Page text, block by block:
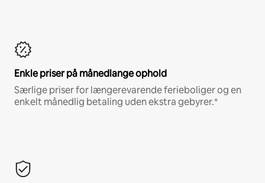
Enkle priser på månedlange ophold
Særlige priser for længerevarende ferieboliger og en
enkelt månedlig betaling uden ekstra gebyrer.*